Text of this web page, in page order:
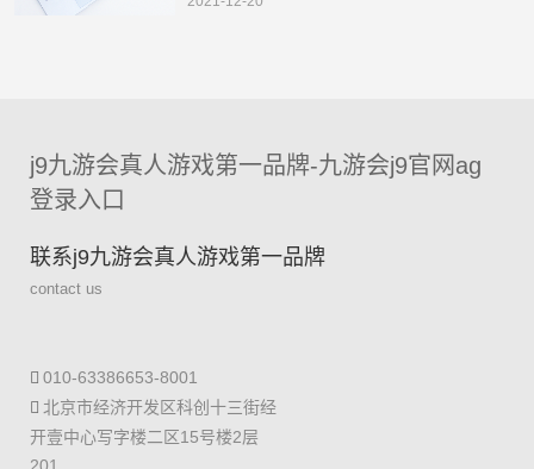
j9九游会真人游戏第一品牌-九游会j9官网ag
登录入口
联系j9九游会真人游戏第一品牌
contact us
010-63386653-8001
北京市经济开发区科创十三街经
开壹中心写字楼二区15号楼2层